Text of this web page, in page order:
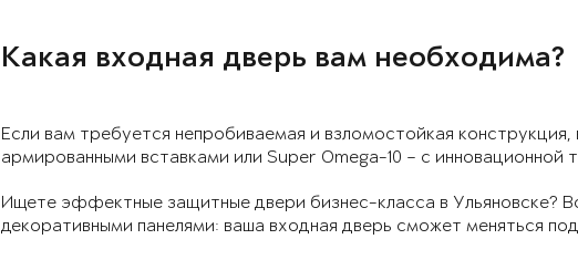
Какая входная дверь вам необходима?
Если вам требуется непробиваемая и взломостойкая
армированными вставками или Super Omega-10 – с инновационной
Ищете эффектные защитные двери бизнес-класса в Ульяновске?
декоративными панелями: ваша входная дверь сможет меняться